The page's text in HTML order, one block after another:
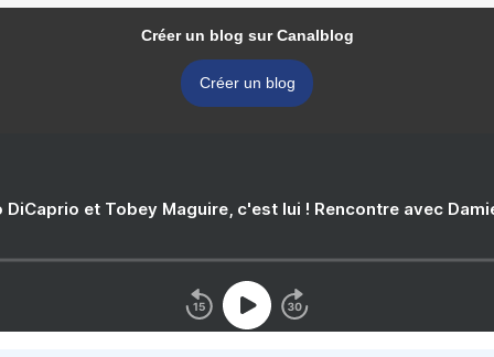
Créer un blog sur Canalblog
Créer un blog
DiCaprio et Tobey Maguire, c'est lui ! Rencontre avec